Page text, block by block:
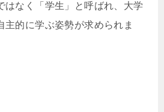
はなく「学生」と呼ばれ、大学
主的に学ぶ姿勢が求められま